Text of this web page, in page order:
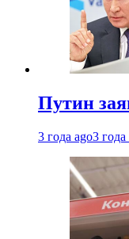
Путин
3 года ago3 года